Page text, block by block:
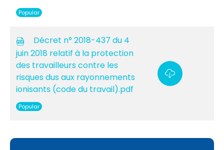
Popular
Décret n° 2018-437 du 4
juin 2018 relatif à la protection
des travailleurs contre les
risques dus aux rayonnements
ionisants (code du travail).pdf
Popular